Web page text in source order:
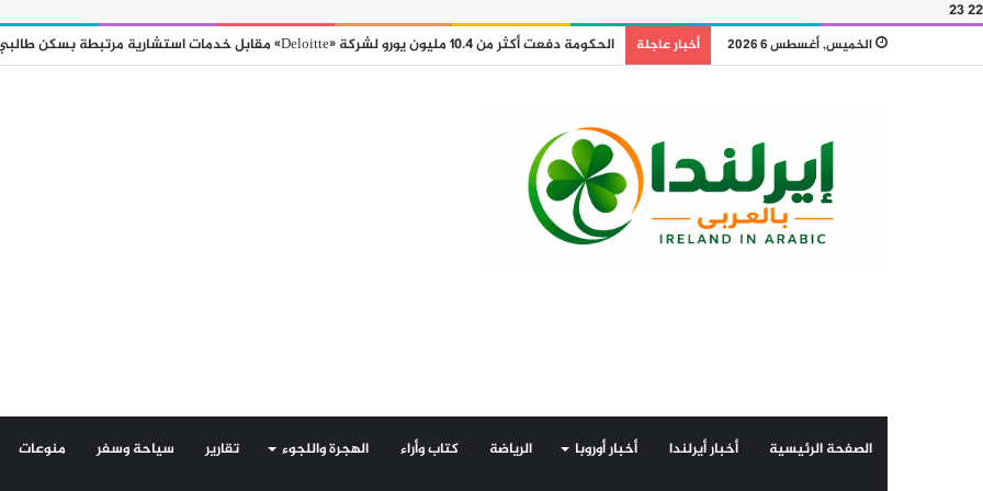
22
23
الخميس, أغسطس 6 2026 أخبار عاجلة
الصفحة الرئيسية أخبار أيرلندا أخبار أوروبا الرياضة كتاب وأراء الهجرة واللجوء تقارير سياحة وسفر منوعات